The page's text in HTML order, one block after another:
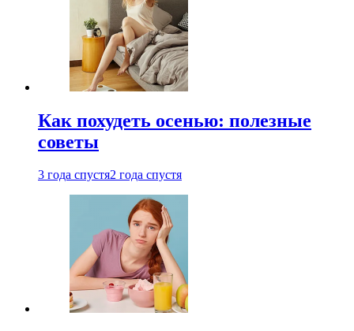
Как похудеть осенью: полезные
советы
3 года спустя2 года спустя